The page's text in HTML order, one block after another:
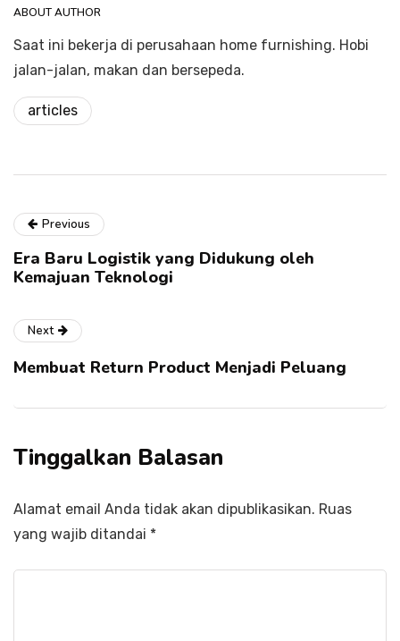
ABOUT AUTHOR
Saat ini bekerja di perusahaan home furnishing. Hobi
jalan-jalan, makan dan bersepeda.
articles
Previous
Era Baru Logistik yang Didukung oleh
Kemajuan Teknologi
Next
Membuat Return Product Menjadi Peluang
Tinggalkan Balasan
Alamat email Anda tidak akan dipublikasikan. Ruas
yang wajib ditandai *